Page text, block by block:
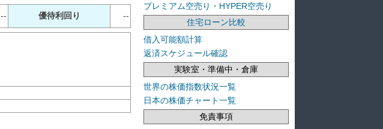
-- 優待利回り --
プレミアム空売り・HYPER空売り
住宅ローン比較
借入可能額計算
返済スケジュール確認
実験室・準備中・倉庫
世界の株価指数状況一覧
日本の株価チャート一覧
免責事項